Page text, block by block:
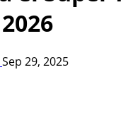
Sep 29, 2025